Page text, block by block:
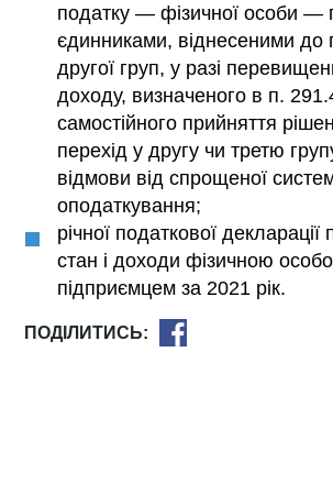
податку — фізичної особи —
єдинниками, віднесеними до
другої груп, у разі
доходу, визначеного в п.
самостійного прийняття
перехід у другу чи третю
відмови від спрощеної
оподаткування;
річної податкової
стан і доходи фізичною
підприємцем за 2021 рік.
ПОДІЛИТИСЬ: